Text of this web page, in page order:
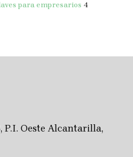
para empresarios 4
P.I. Oeste Alcantarilla,